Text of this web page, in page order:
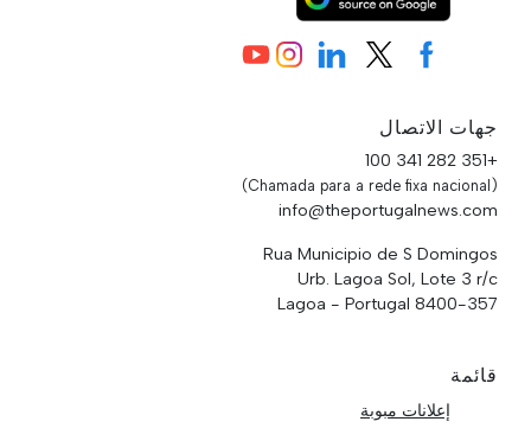
جهات الاتصال
+351 282 341 100
(Chamada para a rede fixa nacional)
info@theportugalnews.com
Rua Municipio de S Domingos
Urb. Lagoa Sol, Lote 3 r/c
8400-357 Lagoa - Portugal
قائمة
إعلانات مبوبة